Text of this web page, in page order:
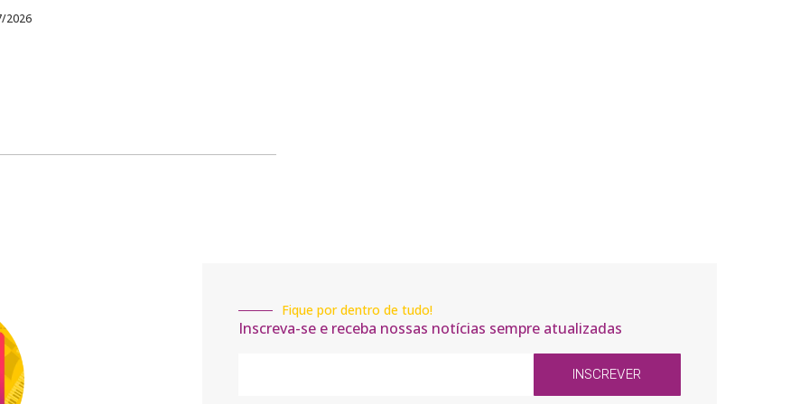
2026
Fique por dentro de tudo!
Inscreva-se e receba nossas notícias sempre atualizadas
INSCREVER